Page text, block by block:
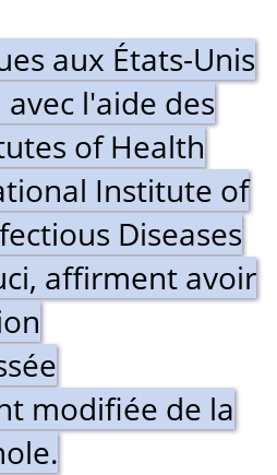
aux États-Unis
l'aide des
of Health
Institute of
Diseases
affirment avoir
modifiée de la